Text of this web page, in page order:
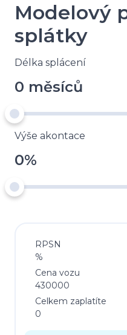
Modelový
splátky
Délka splácení
0 měsíců
Výše akontace
0%
RPSN
%
Cena vozu
430000
Celkem zaplatíte
0